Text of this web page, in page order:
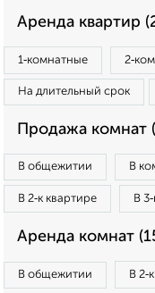
Аренда квартир
1‑комнатные
На длительный срок
Продажа комнат
В общежитии В
В 2‑к квартире В
Аренда комнат
В общежитии В